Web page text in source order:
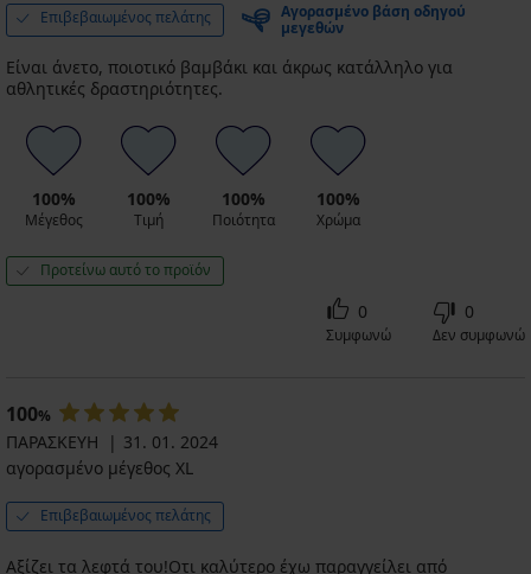
Επιβεβαιωμένος πελάτης
Αγορασμένο βάση οδηγού
μεγεθών
Είναι άνετο, ποιοτικό βαμβάκι και άκρως κατάλληλο για
αθλητικές δραστηριότητες.
100%
Μέγεθος
100%
Τιμή
100%
Ποιότητα
100%
Χρώμα
Προτείνω αυτό το προϊόν
0
Συμφωνώ
0
Δεν συμφωνώ
100%
ΠΑΡΑΣΚΕΥΗ
31. 01. 2024
αγορασμένο μέγεθος XL
Επιβεβαιωμένος πελάτης
Αξίζει τα λεφτά του!Οτι καλύτερο έχω παραγγείλει από